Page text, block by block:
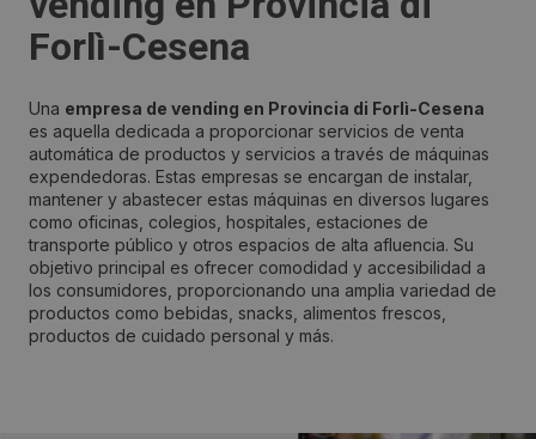
Forlì-Cesena
Una empresa de vending en Provincia di Forlì-Cesena
es aquella dedicada a proporcionar servicios de venta
automática de productos y servicios a través de máquinas
expendedoras. Estas empresas se encargan de instalar,
mantener y abastecer estas máquinas en diversos lugares
como oficinas, colegios, hospitales, estaciones de
transporte público y otros espacios de alta afluencia. Su
objetivo principal es ofrecer comodidad y accesibilidad a
los consumidores, proporcionando una amplia variedad de
productos como bebidas, snacks, alimentos frescos,
productos de cuidado personal y más.